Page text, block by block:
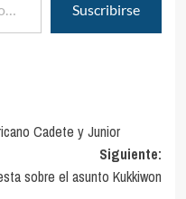
Suscribirse
Cadete y Junior
Siguiente:
sobre el asunto Kukkiwon